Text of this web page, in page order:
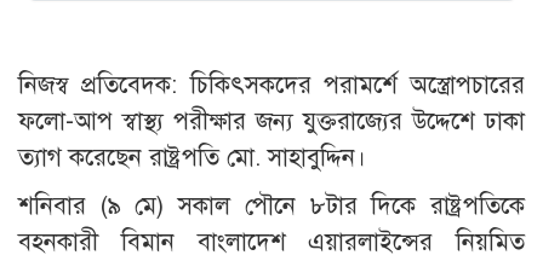
নিজস্ব প্রতিবেদক: চিকিৎসকদের পরামর্শে অস্ত্রোপচারের
ফলো-আপ স্বাস্থ্য পরীক্ষার জন্য যুক্তরাজ্যের উদ্দেশে ঢাকা
ত্যাগ করেছেন রাষ্ট্রপতি মো. সাহাবুদ্দিন।
শনিবার (৯ মে) সকাল পৌনে ৮টার দিকে রাষ্ট্রপতিকে
বহনকারী বিমান বাংলাদেশ এয়ারলাইন্সের নিয়মিত